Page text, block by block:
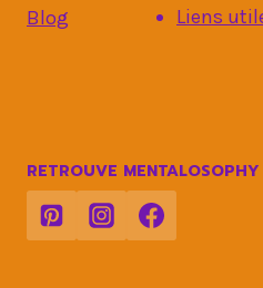
Blog
Liens
RETROUVE